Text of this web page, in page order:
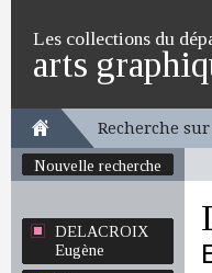
Les collections du
arts
Recherche sur
Nouvelle recherche
DELACROIX
Eugène